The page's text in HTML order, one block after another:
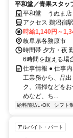
平和堂／青果スタッ
お仕事です
平和堂 うぬま店
アクセス 鵜沼宿
時給1,140円～
岐阜県各務原市
時間帯 夕方・夜
6時間を超える場
仕事情報 ● 仕事
工業務から、品
ク、清掃などを
めなど、ち...
給料前払いOK シフト制
アルバイト・パート